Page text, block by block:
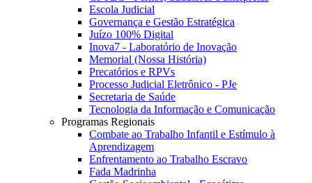
Escola Judicial
Governança e Gestão Estratégica
Juízo 100% Digital
Inova7 - Laboratório de Inovação
Memorial (Nossa História)
Precatórios e RPVs
Processo Judicial Eletrônico - PJe
Secretaria de Saúde
Tecnologia da Informação e Comunicação
Programas Regionais
Combate ao Trabalho Infantil e Estímulo à
Aprendizagem
Enfrentamento ao Trabalho Escravo
Fada Madrinha